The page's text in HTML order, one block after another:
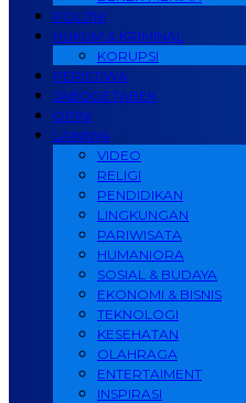
POLITIK
HUKUM & KRIMINAL
KORUPSI
PERISTIWA
JABODETABEK
OPINI
LAINNYA
VIDEO
RELIGI
PENDIDIKAN
LINGKUNGAN
PARIWISATA
HUMANIORA
SOSIAL & BUDAYA
EKONOMI & BISNIS
TEKNOLOGI
KESEHATAN
OLAHRAGA
ENTERTAIMENT
INSPIRASI